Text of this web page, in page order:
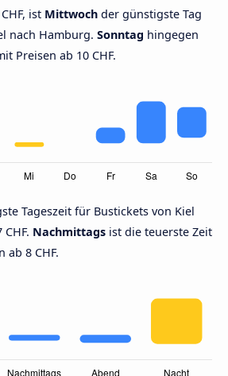
ist Mittwoch der günstigste Tag
nach Hamburg. Sonntag hingegen
Preisen ab 10 CHF.
Tageszeit für Bustickets von Kiel
Nachmittags ist die teuerste Zeit
ab 8 CHF.